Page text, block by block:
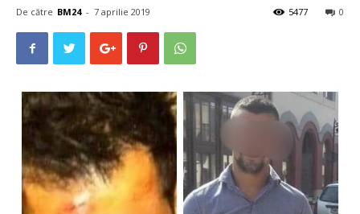
De către BM24 - 7 aprilie 2019 0
5477